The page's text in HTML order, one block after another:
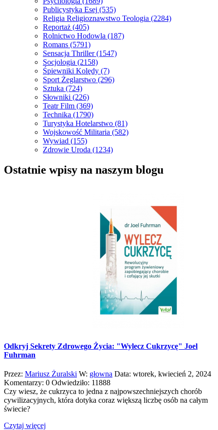
Publicystyka Esej (535)
Religia Religioznawstwo Teologia (2284)
Reportaż (405)
Rolnictwo Hodowla (187)
Romans (5791)
Sensacja Thriller(1547)
Socjologia (2158)
Śpiewniki Kolędy (7)
Sport Żeglarstwo (296)
Sztuka (724)
Słowniki (226)
Teatr Film (369)
Technika (1790)
Turystyka Hotelarstwo (81)
Wojskowość Militaria (582)
Wywiad (155)
Zdrowie Uroda (1234)
Ostatnie wpisy na naszym blogu
Odkryj Sekrety Zdrowego Życia: "Wylecz Cukrzycę" Joel
Fuhrman
Przez: Mariusz Żuralski W: głowna Data: wtorek, kwiecień 2, 2024
Komentarzy: 0 Odwiedziło: 11888
Czy wiesz, że cukrzyca to jedna z najpowszechniejszych chorób
cywilizacyjnych, która dotyka coraz większą liczbę osób na całym
świecie?
Czytaj więcej